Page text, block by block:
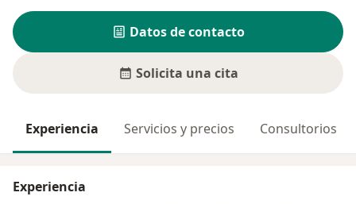
Datos de contacto
Solicita una cita
Experiencia Servicios y precios Consultorios
Experiencia